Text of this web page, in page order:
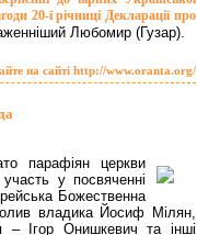
20-ї річниці Декларації про
Любомир (Гузар).
на сайті http://www.oranta.org/
парафіян церкви
у посвяченні
Божественна
владика Йосиф Мілян,
– Ігор Онишкевич та інші